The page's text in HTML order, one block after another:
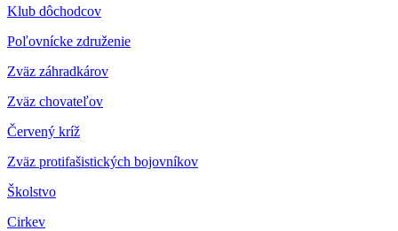
Klub dôchodcov
Poľovnícke združenie
Zväz záhradkárov
Zväz chovateľov
Červený kríž
Zväz protifašistických bojovníkov
Školstvo
Cirkev